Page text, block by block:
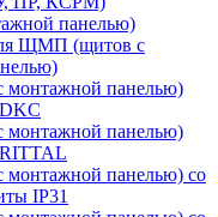
панелью)
ЩМП (щитов с
панелью)
панелью)
RITTAL
панелью) со
IP31